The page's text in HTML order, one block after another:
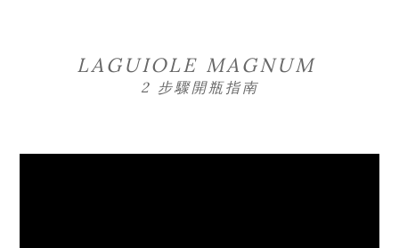
LAGUIOLE MAGNUM
2 步驟開瓶指南